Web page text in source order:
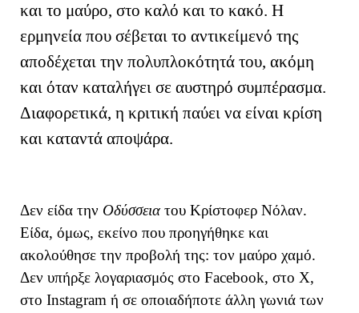
και το μαύρο, στο καλό και το κακό. Η
ερμηνεία που σέβεται το αντικείμενό της
αποδέχεται την πολυπλοκότητά του, ακόμη
και όταν καταλήγει σε αυστηρό συμπέρασμα.
Διαφορετικά, η κριτική παύει να είναι κρίση
και καταντά αποψάρα.
Δεν είδα την Οδύσσειατου Κρίστοφερ Νόλαν.
Είδα, όμως, εκείνο που προηγήθηκε και
ακολούθησε την προβολή της: τον μαύρο χαμό.
Δεν υπήρξε λογαριασμός στο Facebook, στο X,
στο Instagram ή σε οποιαδήποτε άλλη γωνιά των